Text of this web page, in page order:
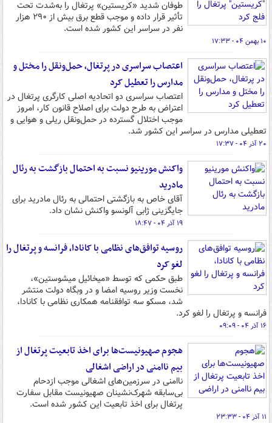
طوفان شدید «کریستین» پرتغال را به‌شدت تحت
تأثیر قرار داده و موجب قطع برق بیش از ۲۹۰ هزار
نفر در سراسر این کشور شده است.
۱۰ بهمن ۰۴ - ۱۷:۳۳
اعتصاب سراسری در پرتغال، حمل‌ونقل را مختل و
مدارس را تعطیل کرد
اعتصاب سراسری دو اتحادیه اصلی کارگری پرتغال در
اعتراض به طرح دولت برای اصلاح قانون کار، امروز
موجب اختلال گسترده در حمل‌ونقل ریلی و هوایی و
تعطیلی مدارس در سراسر این کشور شد.
۲۰ آذر ۰۴ - ۱۷:۳۷
واکنش مورینیو نسبت به احتمال بازگشت به رئال
مادرید
آقای خاص به بازگشتی احتمالی به رئال مادرید برای
جایگزینی ژابی آلونسو واکنش نشان داد.
۱۹ آذر ۰۴ - ۱۸:۴۷
روسیه توافق‌های نظامی با کانادا، فرانسه و پرتغال را
لغو کرد
طبق حکمی که توسط «میخائیل میشوستین»،
نخست وزیر روسیه امضا و در وبگاه دولت منتشر
شد، مسکو سه توافقنامه همکاری نظامی با کانادا،
فرانسه و پرتغال را لغو کرد.
۱۶ آذر ۰۴ - ۰۹:۰۹
هجوم صهیونیست‌ها برای اخذ تابعیت پرتغال از
بیم ناامنی در اراضی اشغالی
ناامنی در سرزمین‌های اشغالی موجب ازدحام
بی‌سابقه شهرک‌نشینان صهیونیست مقابل سفارت
پرتغال برای اخذ تابعیت این کشور شده است.
۱۱ آذر ۰۴ - ۲۳:۳۳